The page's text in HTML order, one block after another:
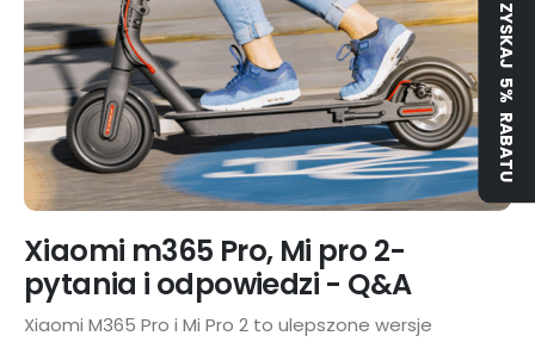
Xiaomi m365 Pro, Mi pro 2-
pytania i odpowiedzi - Q&A
Xiaomi M365 Pro i Mi Pro 2 to ulepszone wersje
ZYSKAJ 5% RABATU